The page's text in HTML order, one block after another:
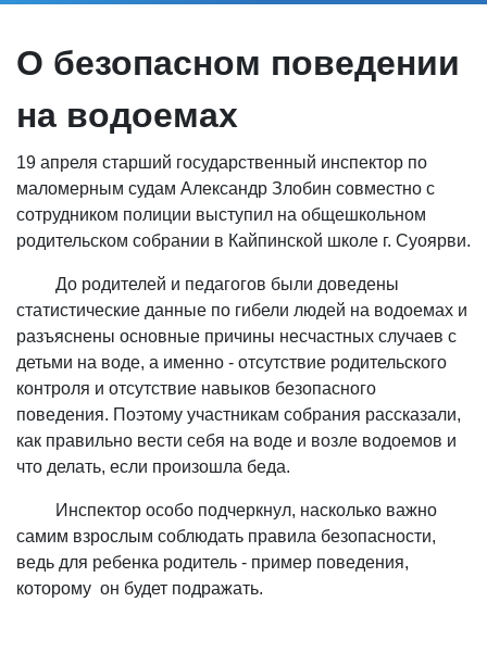
О безопасном поведении
на водоемах
19 апреля старший государственный инспектор по
маломерным судам Александр Злобин совместно с
сотрудником полиции выступил на общешкольном
родительском собрании в Кайпинской школе г. Суоярви.
До родителей и педагогов были доведены
статистические данные по гибели людей на водоемах и
разъяснены основные причины несчастных случаев с
детьми на воде, а именно - отсутствие родительского
контроля и отсутствие навыков безопасного
поведения. Поэтому участникам собрания рассказали,
как правильно вести себя на воде и возле водоемов и
что делать, если произошла беда.
Инспектор особо подчеркнул, насколько важно
самим взрослым соблюдать правила безопасности,
ведь для ребенка родитель - пример поведения,
которому он будет подражать.